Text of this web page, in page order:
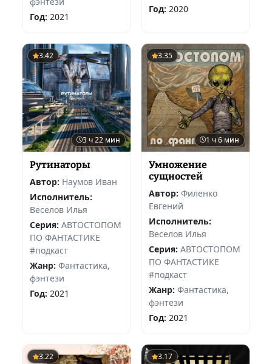
Год: 2021
Год: 2020
3.42
3 ч 22 мин
Рутинаторы
Автор: Наумов Иван
Исполнитель:
Веселов Илья
Серия: АВТОСТОПОМ
ПО ФАНТАСТИКЕ
#подкаст
Жанр: Фантастика,
фэнтези
Год: 2021
3.35
1 ч 6 мин
Умножение
сущностей
Автор: Филенко
Евгений
Исполнитель:
Веселов Илья
Серия: АВТОСТОПОМ
ПО ФАНТАСТИКЕ
#подкаст
Жанр: Фантастика,
фэнтези
Год: 2021
3.22 3.17